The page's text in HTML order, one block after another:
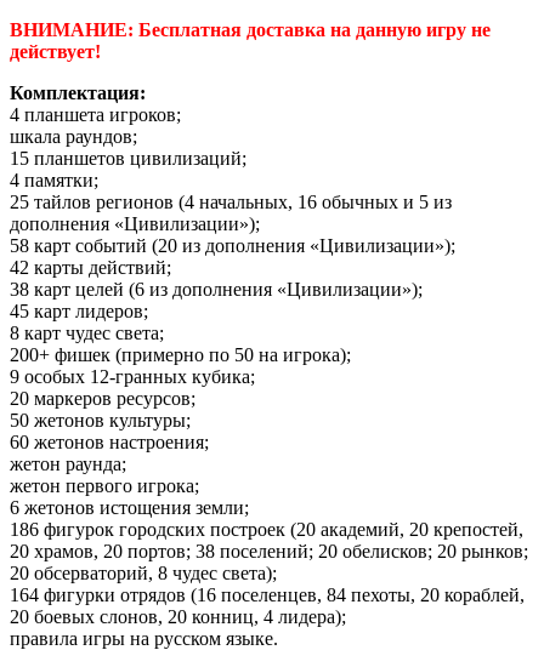
ВНИМАНИЕ: Бесплатная доставка на данную игру не
действует!
Комплектация:
4 планшета игроков;
шкала раундов;
15 планшетов цивилизаций;
4 памятки;
25 тайлов регионов (4 начальных, 16 обычных и 5 из
дополнения «Цивилизации»);
58 карт событий (20 из дополнения «Цивилизации»);
42 карты действий;
38 карт целей (6 из дополнения «Цивилизации»);
45 карт лидеров;
8 карт чудес света;
200+ фишек (примерно по 50 на игрока);
9 особых 12-гранных кубика;
20 маркеров ресурсов;
50 жетонов культуры;
60 жетонов настроения;
жетон раунда;
жетон первого игрока;
6 жетонов истощения земли;
186 фигурок городских построек (20 академий, 20 крепостей,
20 храмов, 20 портов; 38 поселений; 20 обелисков; 20 рынков;
20 обсерваторий, 8 чудес света);
164 фигурки отрядов (16 поселенцев, 84 пехоты, 20 кораблей,
20 боевых слонов, 20 конниц, 4 лидера);
правила игры на русском языке.